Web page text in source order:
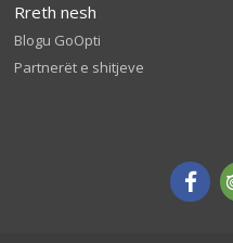
Rreth nesh
Blogu GoOpti
Partnerët e shitjeve